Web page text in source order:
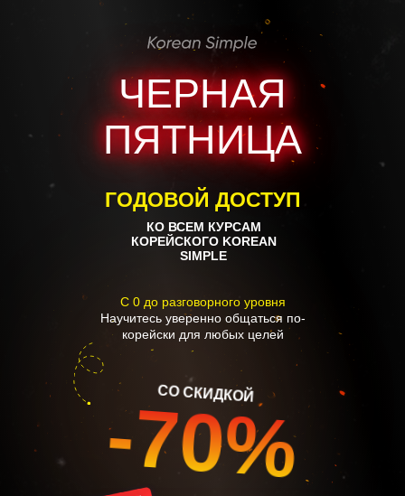
ПЯТНИЦА
ЧЕРНАЯ
ГОДОВОЙ ДОСТУП
КО ВСЕМ КУРСАМ
КОРЕЙСКОГО KOREAN
SIMPLE
-70%
СО СКИДКОЙ
С 0 до разговорного уровня
Научитесь уверенно общаться по-
корейски для любых целей